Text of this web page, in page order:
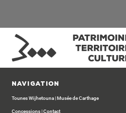
Navigation
Tounes Wijhetouna|Musée de Carthage
Concessions|Contact